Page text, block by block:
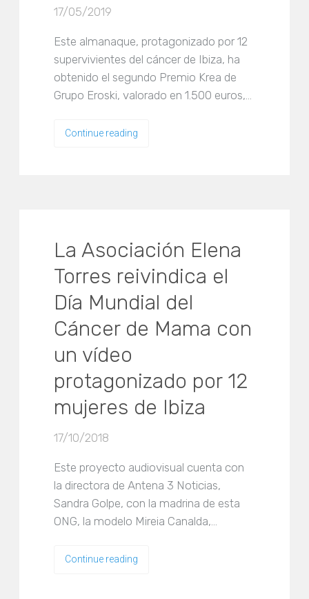
17/05/2019
Este almanaque, protagonizado por 12
supervivientes del cáncer de Ibiza, ha
obtenido el segundo Premio Krea de
Grupo Eroski, valorado en 1.500 euros,…
Continue reading
La Asociación Elena
Torres reivindica el
Día Mundial del
Cáncer de Mama con
un vídeo
protagonizado por 12
mujeres de Ibiza
17/10/2018
Este proyecto audiovisual cuenta con
la directora de Antena 3 Noticias,
Sandra Golpe, con la madrina de esta
ONG, la modelo Mireia Canalda,…
Continue reading